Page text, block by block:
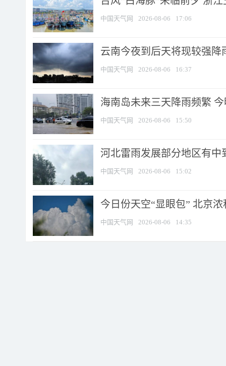
中国天气网 2026-08-06 17:06
云南今夜到后天将现较强降
中国天气网 2026-08-06 16:37
海南岛未来三天降雨频繁
中国天气网 2026-08-06 15:50
河北雷雨发展部分地区有中
中国天气网 2026-08-06 15:02
今日份天空“显眼包” 北京
中国天气网 2026-08-06 14:35